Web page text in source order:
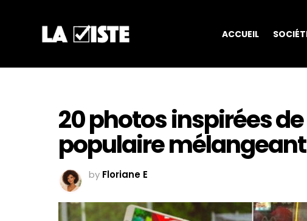
ACCUEIL
20 photos inspirées
populaire
by Floriane E